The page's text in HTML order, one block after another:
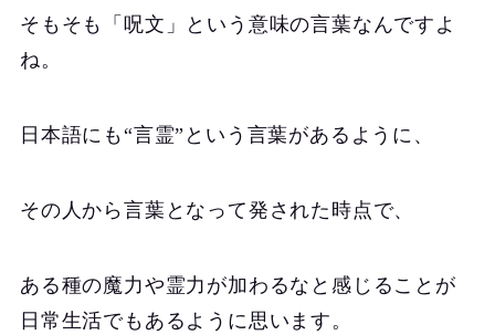
そもそも「呪文」という意味の言葉なんですよ
ね。
日本語にも“言霊”という言葉があるように、
その人から言葉となって発された時点で、
ある種の魔力や霊力が加わるなと感じることが
日常生活でもあるように思います。